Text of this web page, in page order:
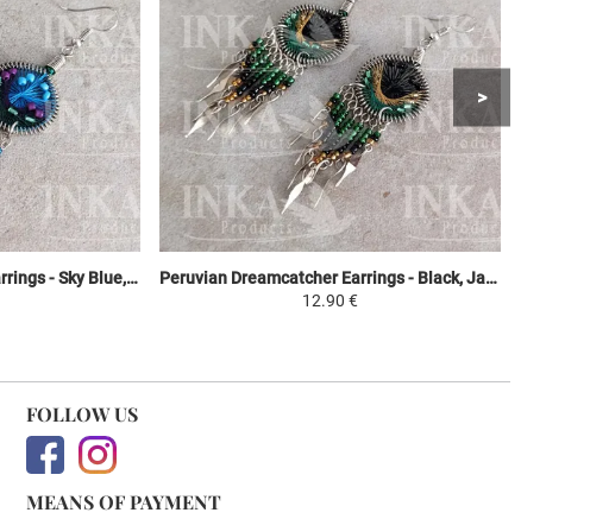
Peruvian Dreamcatcher Earrings - Sky Blue, Purple & Green
Peruvian Dreamcatcher Earrings - Black, Jaune et Vert
12.90 €
FOLLOW US
MEANS OF PAYMENT